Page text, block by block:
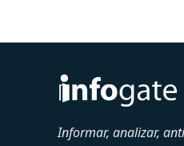
Informar, analizar,